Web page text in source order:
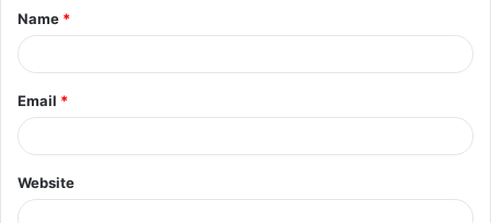
*
Name *
Email *
Website